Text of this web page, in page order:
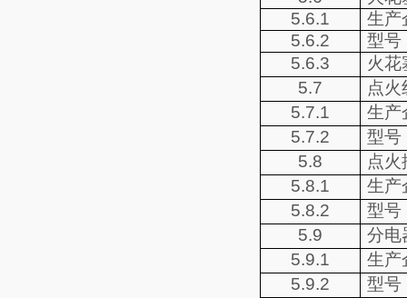
5.6.1
生产
5.6.2
型号
5.6.3
火花
5.7
点火
5.7.1
生产
5.7.2
型号
5.8
点火
5.8.1
生产
5.8.2
型号
5.9
分电
5.9.1
生产
5.9.2
型号